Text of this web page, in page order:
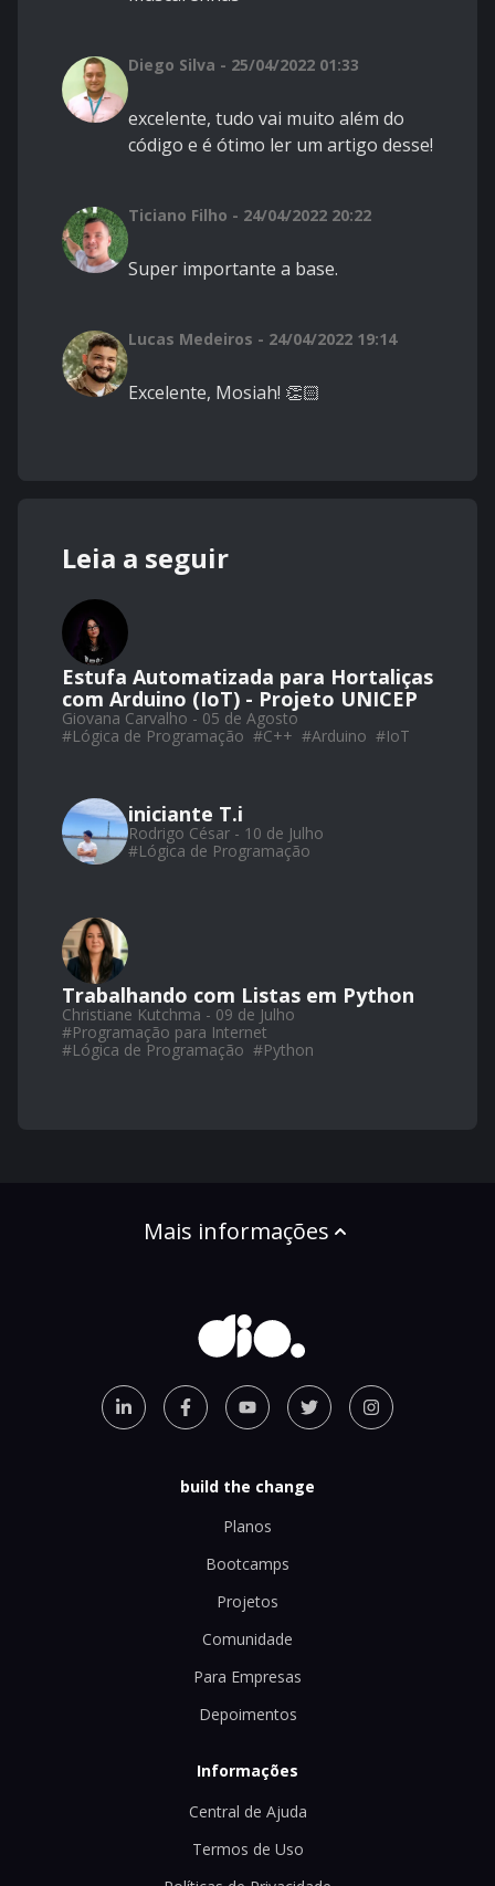
Diego Silva - 25/04/2022 01:33
excelente, tudo vai muito além do
código e é ótimo ler um artigo desse!
Ticiano Filho - 24/04/2022 20:22
Super importante a base.
Lucas Medeiros - 24/04/2022 19:14
Excelente, Mosiah! 👏🏻
Leia a seguir
Estufa Automatizada para Hortaliças
com Arduino (IoT) - Projeto UNICEP
Giovana Carvalho - 05 de Agosto
#Lógica de Programação #C++ #Arduino #IoT
iniciante T.i
Rodrigo César - 10 de Julho
#Lógica de Programação
Trabalhando com Listas em Python
Christiane Kutchma - 09 de Julho
#Programação para Internet
#Lógica de Programação #Python
Mais informações
build the change
Planos
Bootcamps
Projetos
Comunidade
Para Empresas
Depoimentos
Informações
Central de Ajuda
Termos de Uso